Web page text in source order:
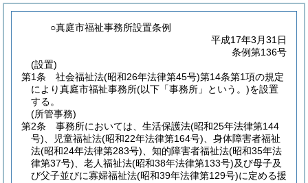
○真庭市福祉事務所設置条例
平成17年3月31日
条例第136号
(設置)
第1条
社会福祉法(昭和26年法律第45号)第14条第1項の規定
により真庭市福祉事務所(以下「事務所」という。)を設置
する。
(所管事務)
第2条
事務所においては、生活保護法(昭和25年法律第144
号) 、児童福祉法(昭和22年法律第164号) 、身体障害者福祉
法(昭和24年法律第283号) 、知的障害者福祉法(昭和35年法
律第37号) 、老人福祉法(昭和38年法律第133号)及び母子及
び父子並びに寡婦福祉法(昭和39年法律第129号)に定める援